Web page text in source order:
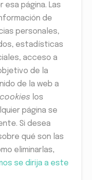
esa página. Las
de
personales,
estadísticas
acceso a
de la
de la web a
cookies los
página se
Si desea
qué son las
eliminarlas,
se dirija a este